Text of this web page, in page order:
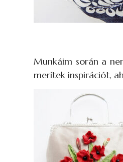
Munkáim során a
merítek inspirációt,